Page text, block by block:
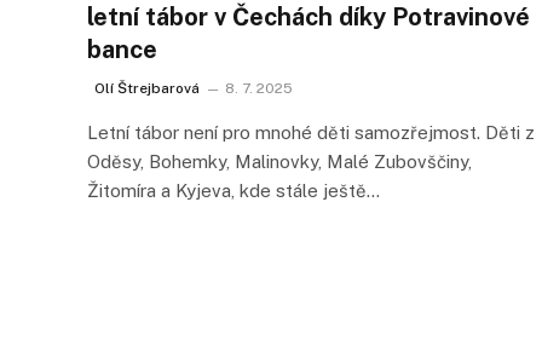
letní tábor v Čechách díky Potravinové
bance
Olí Štrejbarová 8. 7. 2025
Letní tábor není pro mnohé děti samozřejmost. Děti z
Oděsy, Bohemky, Malinovky, Malé Zubovščiny,
Žitomíra a Kyjeva, kde stále ještě…